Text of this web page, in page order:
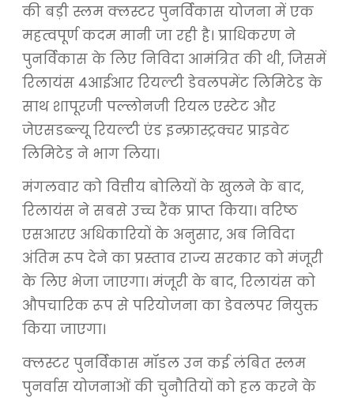
की बड़ी स्लम क्लस्टर पुनर्विकास योजना में एक
महत्वपूर्ण कदम मानी जा रही है। प्राधिकरण ने
पुनर्विकास के लिए निविदा आमंत्रित की थी, जिसमें
रिलायंस 4आईआर रियल्टी डेवलपमेंट लिमिटेड के
साथ शापूरजी पल्लोनजी रियल एस्टेट और
जेएसडब्ल्यू रियल्टी एंड इन्फ्रास्ट्रक्चर प्राइवेट
लिमिटेड ने भाग लिया।
मंगलवार को वित्तीय बोलियों के खुलने के बाद,
रिलायंस ने सबसे उच्च रैंक प्राप्त किया। वरिष्ठ
एसआरए अधिकारियों के अनुसार, अब निविदा
अंतिम रूप देने का प्रस्ताव राज्य सरकार को मंजूरी
के लिए भेजा जाएगा। मंजूरी के बाद, रिलायंस को
औपचारिक रूप से परियोजना का डेवलपर नियुक्त
किया जाएगा।
क्लस्टर पुनर्विकास मॉडल उन कई लंबित स्लम
पुनर्वास योजनाओं की चुनौतियों को हल करने के